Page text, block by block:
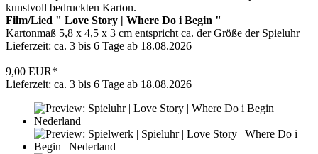
kunstvoll bedruckten Karton.
Film/Lied " Love Story | Where Do i Begin "
Kartonmaß 5,8 x 4,5 x 3 cm entspricht ca. der Größe der Spieluhr
Lieferzeit: ca. 3 bis 6 Tage ab 18.08.2026
9,00 EUR*
Lieferzeit: ca. 3 bis 6 Tage ab 18.08.2026